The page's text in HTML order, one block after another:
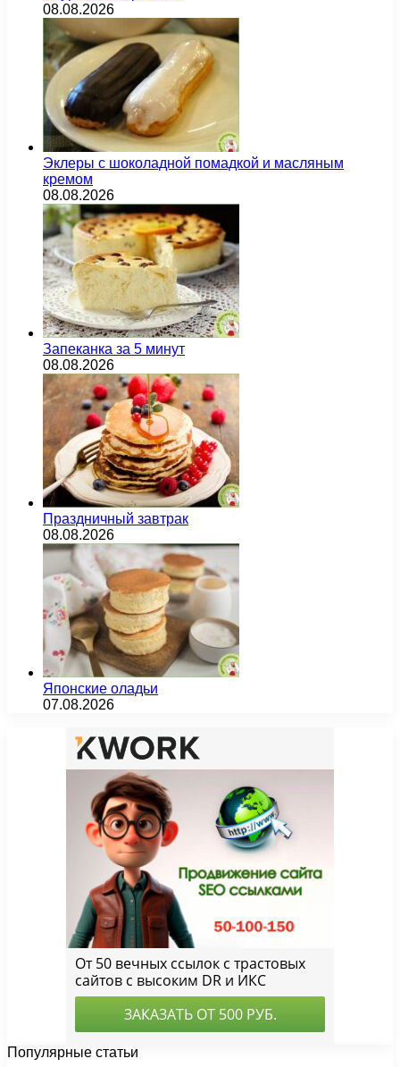
08.08.2026
Эклеры с шоколадной помадкой и масляным
кремом
08.08.2026
Запеканка за 5 минут
08.08.2026
Праздничный завтрак
08.08.2026
Японские оладьи
07.08.2026
Популярные статьи